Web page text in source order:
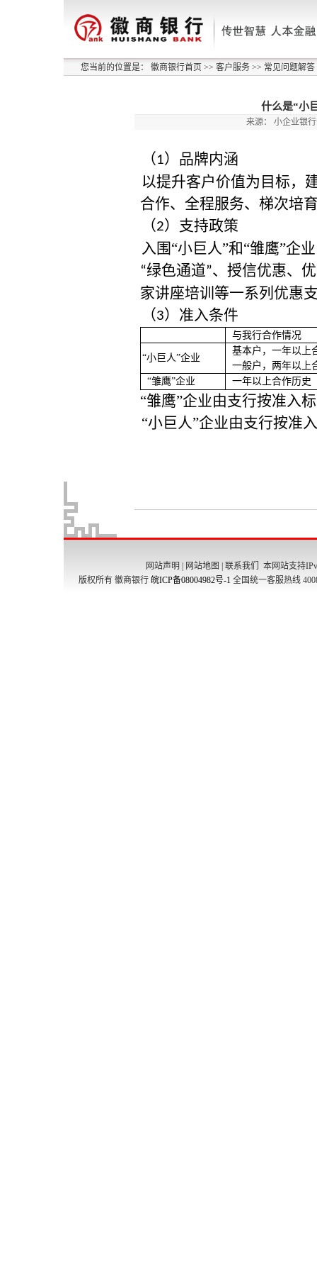
您当前的位置是： 徽商银行首页 >> 客户服务 >> 常见问题解答
什么是“小
来源： 小企业银
网站声明 网站地图 联系我们
本网站支持
版权所有 徽商银行 皖ICP备08004982号-1 全国统一客服热线